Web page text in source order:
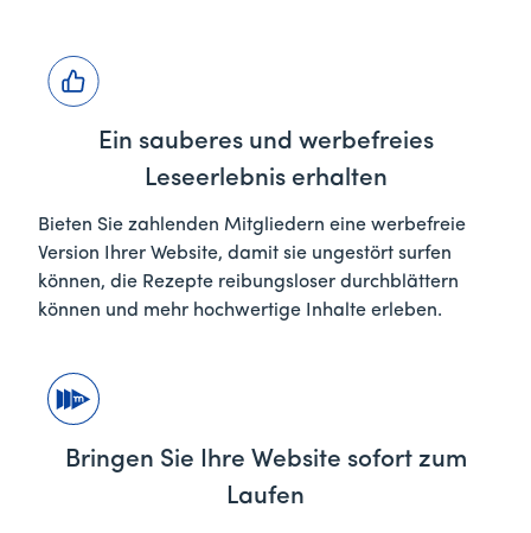
Ein sauberes und werbefreies
Leseerlebnis erhalten
Bieten Sie zahlenden Mitgliedern eine werbefreie
Version Ihrer Website, damit sie ungestört surfen
können, die Rezepte reibungsloser durchblättern
können und mehr hochwertige Inhalte erleben.
Bringen Sie Ihre Website sofort zum
Laufen